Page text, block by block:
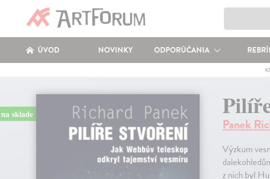
ÚVOD NOVINKY ODPORÚČANIA
na sklade
Panek
Výzkum
z nich byl